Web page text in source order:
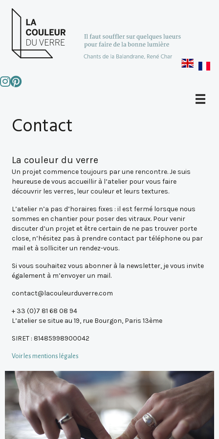
Contact
La couleur du verre
Un projet commence toujours par une rencontre. Je suis
heureuse de vous accueillir à l’atelier pour vous faire
découvrir les verres, leur couleur et leurs textures.
L’atelier n’a pas d’horaires fixes : il est fermé lorsque nous
sommes en chantier pour poser des vitraux. Pour venir
discuter d’un projet et être certain de ne pas trouver porte
close, n’hésitez pas à prendre contact par téléphone ou par
mail et à solliciter un rendez-vous.
Si vous souhaitez vous abonner à la newsletter, je vous invite
également à m’envoyer un mail.
contact@lacouleurduverre.com
+ 33 (0)7 81 68 08 94
L’atelier se situe au 19, rue Bourgon, Paris 13ème
SIRET : 81485998900042
Voir les mentions légales